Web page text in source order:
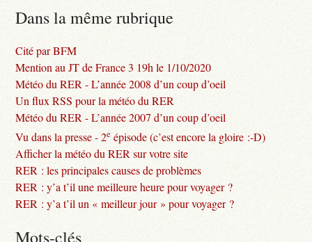
Dans la même rubrique
Cité par BFM
Mention au JT de France 3 19h le 1/10/2020
Météo du RER - L’année 2008 d’un coup d’oeil
Un flux RSS pour la météo du RER
Météo du RER - L’année 2007 d’un coup d’oeil
Vu dans la presse - 2e épisode (c’est encore la gloire :-D)
Afficher la météo du RER sur votre site
RER : les principales causes de problèmes
RER : y’a t’il une meilleure heure pour voyager ?
RER : y’a t’il un « meilleur jour » pour voyager ?
Mots-clés